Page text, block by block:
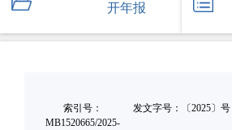
开年报
索引号：
MB1520665/2025-
发文字号：〔2025〕号